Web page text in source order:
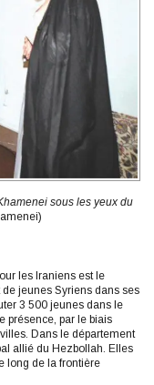
sous les yeux du
les Iraniens est le
jeunes Syriens dans ses
3 500 jeunes dans le
présence, par le biais
Dans le département
allié du Hezbollah. Elles
long de la frontière